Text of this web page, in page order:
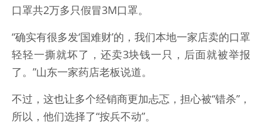
口罩共2万多只假冒3M口罩。
“确实有很多发‘国难财’的，我们本地一家店卖的口罩
轻轻一撕就坏了，还卖3块钱一只，后面就被举报
了。”山东一家药店老板说道。
不过，这也让多个经销商更加忐忑，担心被“错杀”，
所以，他们选择了“按兵不动”。